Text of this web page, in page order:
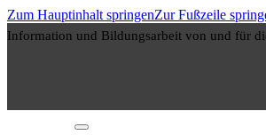
Zum Hauptinhalt springenZur Fußzeile
Information und Bildungsarbeit von und für